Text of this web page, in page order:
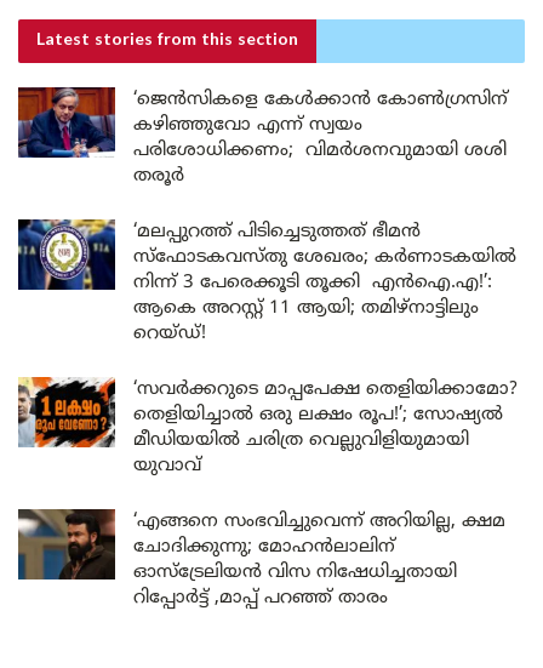
Latest stories from this section
‘ജെൻസികളെ കേൾക്കാൻ കോൺഗ്രസിന്
കഴിഞ്ഞുവോ എന്ന് സ്വയം
പരിശോധിക്കണം; വിമർശനവുമായി ശശി
തരൂർ
‘മലപ്പുറത്ത് പിടിച്ചെടുത്തത് ഭീമൻ
സ്ഫോടകവസ്തു ശേഖരം; കർണാടകയിൽ
നിന്ന് 3 പേരെക്കൂടി തൂക്കി എൻഐ.എ!’:
ആകെ അറസ്റ്റ് 11 ആയി; തമിഴ്‌നാട്ടിലും
റെയ്ഡ്!
‘സവർക്കറുടെ മാപ്പപേക്ഷ തെളിയിക്കാമോ?
തെളിയിച്ചാൽ ഒരു ലക്ഷം രൂപ!’; സോഷ്യൽ
മീഡിയയിൽ ചരിത്ര വെല്ലുവിളിയുമായി
യുവാവ്
‘എങ്ങനെ സംഭവിച്ചുവെന്ന് അറിയില്ല, ക്ഷമ
ചോദിക്കുന്നു; മോഹൻലാലിന്
ഓസ്ട്രേലിയൻ വിസ നിഷേധിച്ചതായി
റിപ്പോർട്ട് ,മാപ്പ് പറഞ്ഞ് താരം